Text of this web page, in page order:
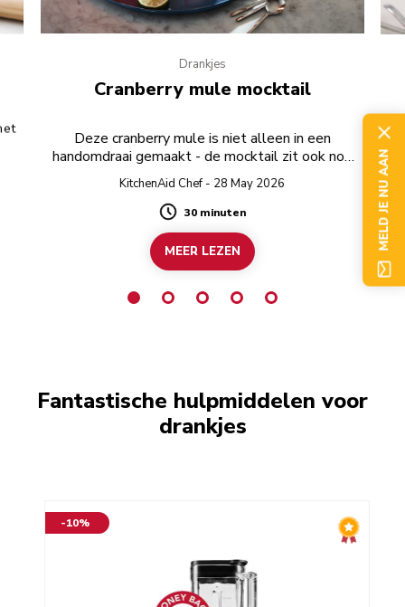
Drankjes
Cranberry mule mocktail
Deze cranberry mule is niet alleen in een
handomdraai gemaakt - de mocktail zit ook nog
eens boordevol fruitige aroma’s.
KitchenAid Chef - 28 May 2026
Duration
30 minuten
MEER LEZEN
Fantastische hulpmiddelen voor
drankjes
-10%
MELD JE NU AAN